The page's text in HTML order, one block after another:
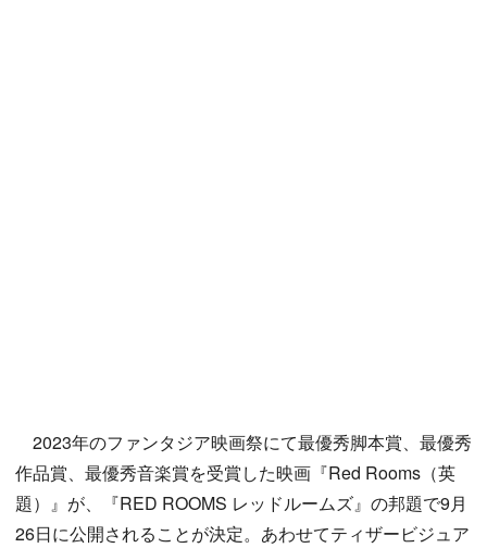
2023年のファンタジア映画祭にて最優秀脚本賞、最優秀
作品賞、最優秀音楽賞を受賞した映画『Red Rooms（英
題）』が、『RED ROOMS レッドルームズ』の邦題で9月
26日に公開されることが決定。あわせてティザービジュア